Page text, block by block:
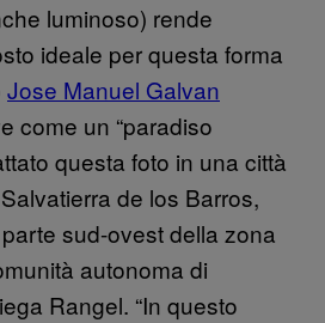
luminoso) rende
ideale per questa forma
Jose Manuel Galvan
come un “paradiso
questa foto in una città
de los Barros,
sud-ovest della zona
autonoma di
Rangel. “In questo